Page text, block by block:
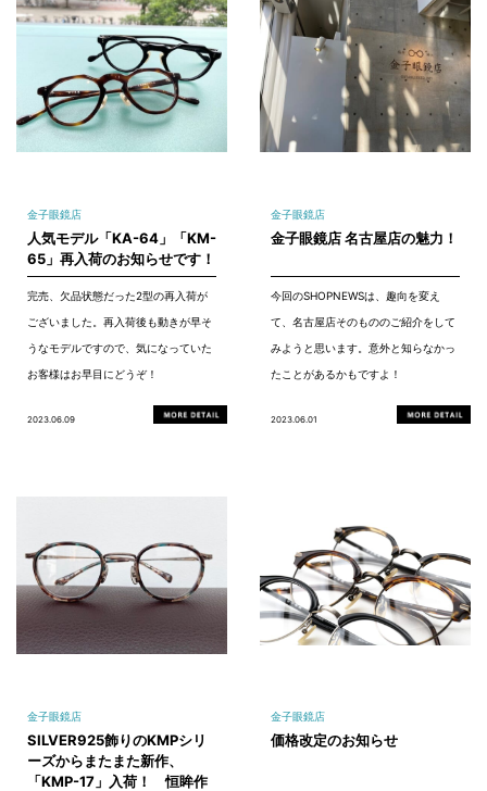
金子眼鏡店
人気モデル「KA-64」「KM-
65」再入荷のお知らせです！
完売、欠品状態だった2型の再入荷が
ございました。再入荷後も動きが早そ
うなモデルですので、気になっていた
お客様はお早目にどうぞ！
2023.06.09
金子眼鏡店
金子眼鏡店 名古屋店の魅力！
今回のSHOPNEWSは、趣向を変え
て、名古屋店そのもののご紹介をして
みようと思います。意外と知らなかっ
たことがあるかもですよ！
2023.06.01
金子眼鏡店
SILVER925飾りのKMPシリ
ーズからまたまた新作、
「KMP-17」入荷！ 恒眸作
金子眼鏡店
価格改定のお知らせ